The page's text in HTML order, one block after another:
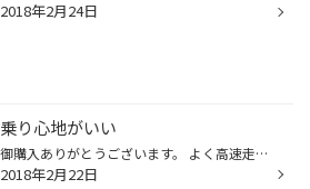
2018年2月24日
乗り心地がいい
御購入ありがとうございます。 よく高速走行をされ、道路からのゴツゴツ感を軽減したいという事なので レグノ・GRレジェーラをお選びいただきました。 この後にはアライメントをしてお渡しいたします。 快適走行の役に少しは貢献できたかな？ 後日に御感想をお聞きしたいと思います。
2018年2月22日